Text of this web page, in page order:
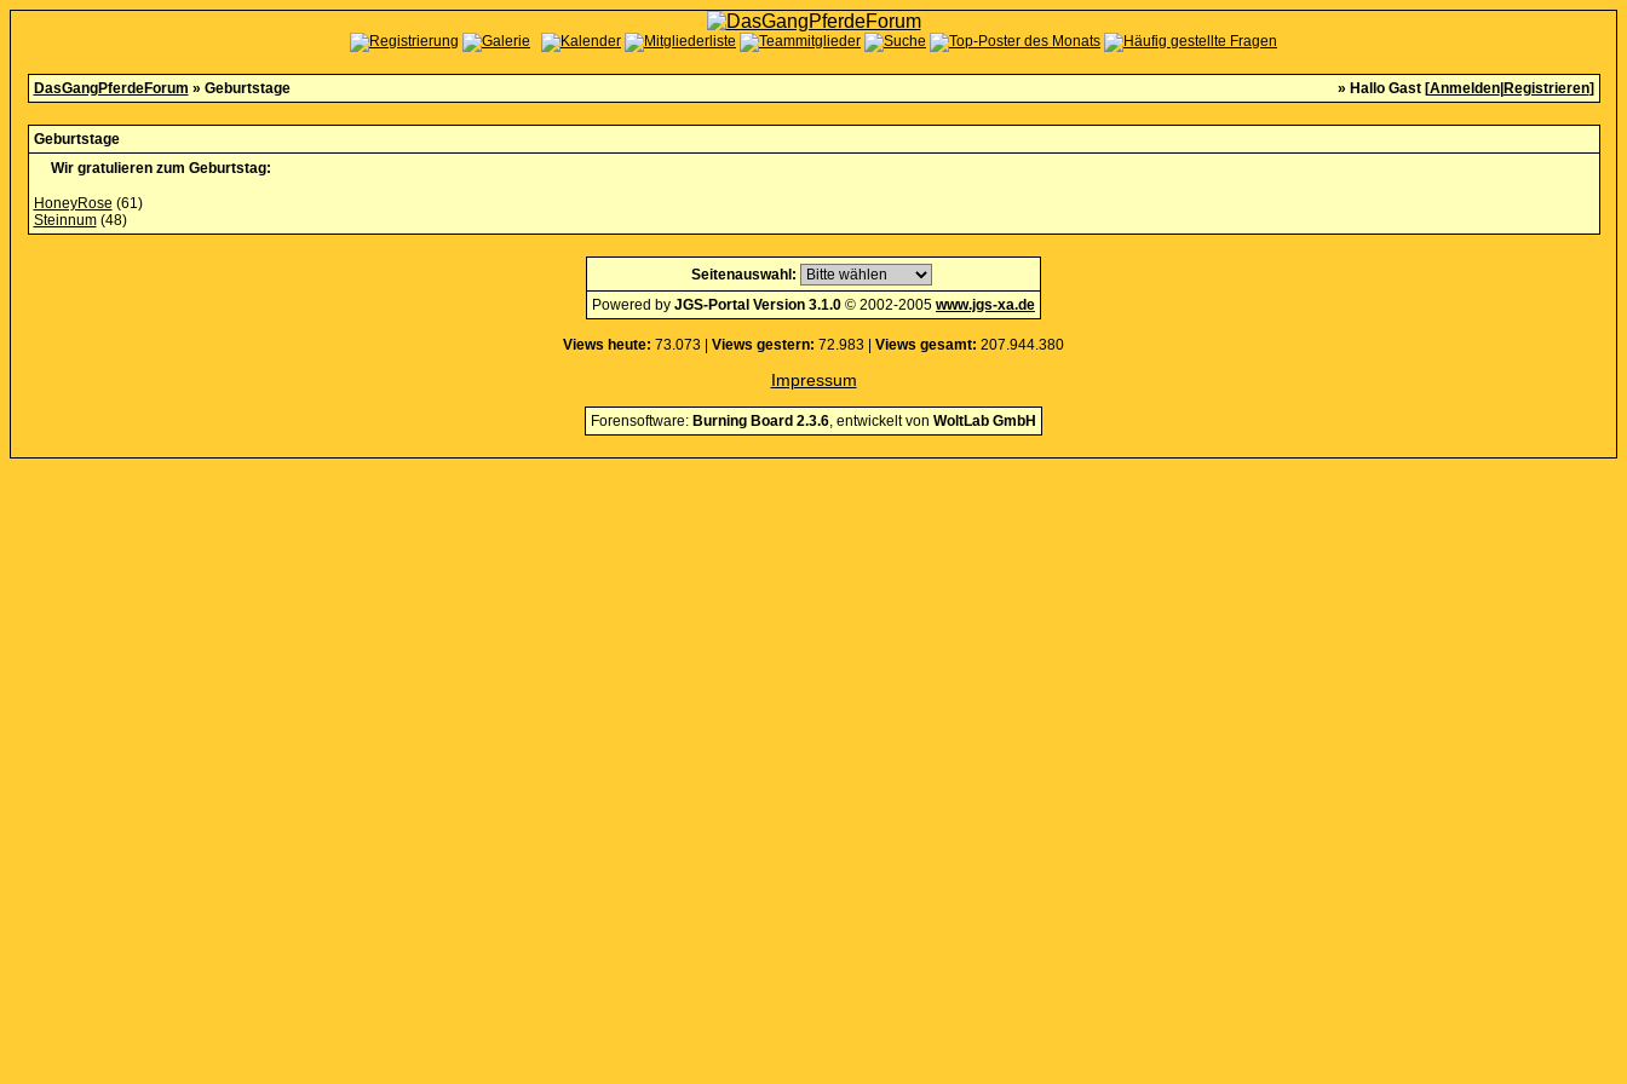
DasGangPferdeForum » Geburtstage » Hallo Gast [Anmelden| Registrieren]
Geburtstage
Wir gratulieren zum Geburtstag:
HoneyRose (61)
Steinnum(48)
Seitenauswahl:
Powered by JGS-Portal Version 3.1.0 © 2002-2005 www.jgs-xa.de
Views heute: 73.073 | Views gestern: 72.983 | Views gesamt: 207.944.380
Impressum
Forensoftware: Burning Board 2.3.6, entwickelt von WoltLab GmbH